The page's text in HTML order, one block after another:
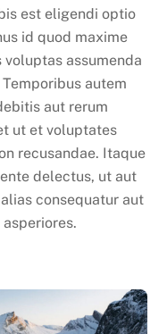
est eligendi optio
id quod maxime
assumenda
autem
aut rerum
ut et voluptates
recusandae. Itaque
delectus, ut aut
consequatur aut